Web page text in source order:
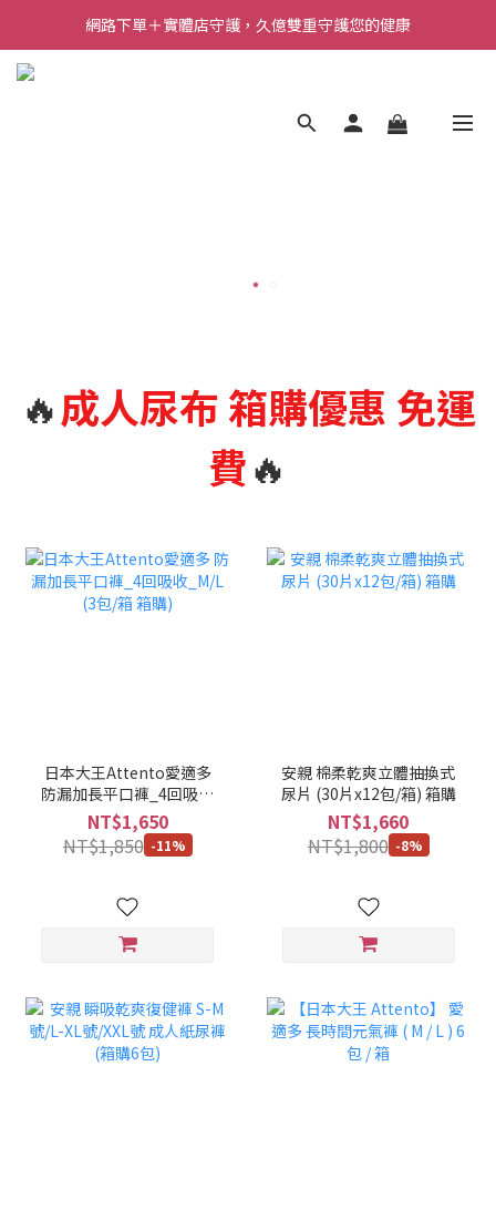
網路下單＋實體店守護，久億雙重守護您的健康
🔥成人尿布箱購優惠 免運
費🔥
日本大王Attento愛適多
防漏加長平口褲_4回吸收
_M/L (3包/箱 箱購)
NT$1,650
NT$1,850 -11%
安親 棉柔乾爽立體抽換式
尿片 (30片x12包/箱) 箱購
NT$1,660
NT$1,800 -8%